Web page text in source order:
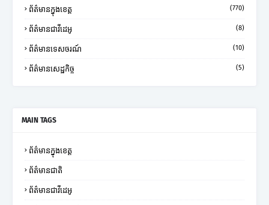
ព័ត៌មានក្នុងខេត្ត (770)
ព័ត៌មានជាវីដេអូ (8)
ព័ត៌មានទេសចរណ៍ (10)
ព័ត៌មានសេដ្ឋកិច្ច (5)
MAIN TAGS
ព័ត៌មានក្នុងខេត្ត
ព័ត៌មានជាតិ
ព័ត៌មានជាវីដេអូ